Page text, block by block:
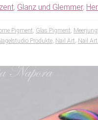
, Glanz und Glemmer,
Pigment, Glas Pigment,
Produkte, Nail Art, Nail